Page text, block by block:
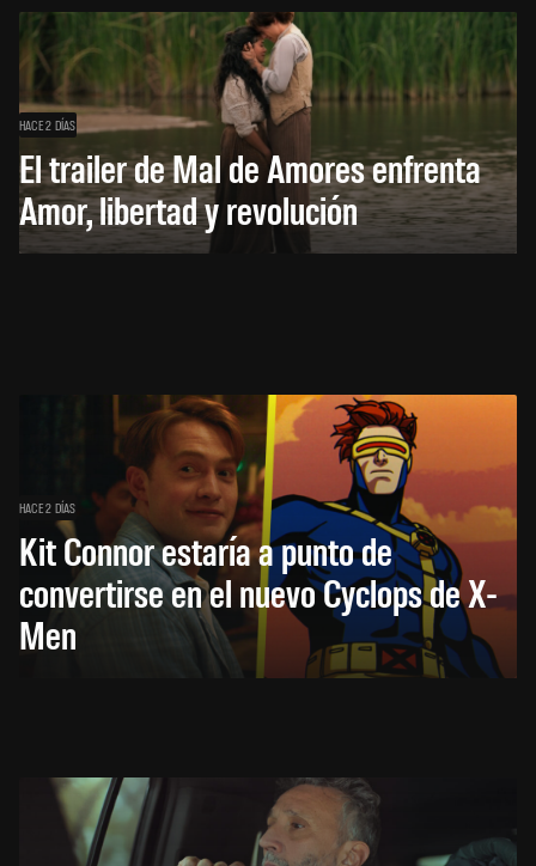
HACE 2 DÍAS
El trailer de Mal de Amores enfrenta
Amor, libertad y revolución
HACE 2 DÍAS
Kit Connor estaría a punto de
convertirse en el nuevo Cyclops de X-
Men